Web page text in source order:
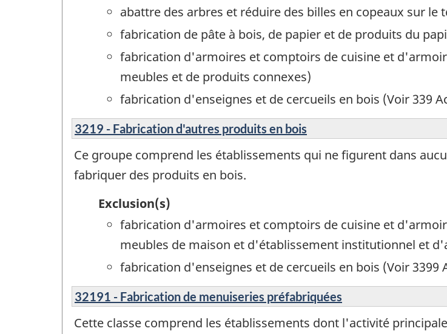
abattre des arbres et réduire des billes en copeaux sur
fabrication de pâte à bois, de papier et de produits du
fabrication d'armoires et comptoirs de cuisine et
meubles et de produits connexes)
fabrication d'enseignes et de cercueils en bois (Voir 339
3219 - Fabrication d'autres produits en bois
Ce groupe comprend les établissements qui ne figurent dans
fabriquer des produits en bois.
Exclusion(s)
fabrication d'armoires et comptoirs de cuisine et
meubles de maison et d'établissement institutionnel et
fabrication d'enseignes et de cercueils en bois (Voir
32191 - Fabrication de menuiseries préfabriquées
Cette classe comprend les établissements dont l'activité